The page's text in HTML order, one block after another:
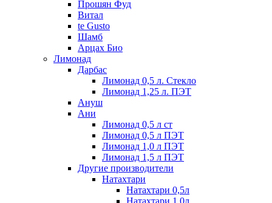
Прошян Фуд
Витал
te Gusto
Шамб
Арцах Био
Лимонад
Дарбас
Лимонад 0,5 л. Стекло
Лимонад 1,25 л. ПЭТ
Ануш
Ани
Лимонад 0,5 л ст
Лимонад 0,5 л ПЭТ
Лимонад 1,0 л ПЭТ
Лимонад 1,5 л ПЭТ
Другие производители
Натахтари
Натахтари 0,5л
Натахтари 1,0л